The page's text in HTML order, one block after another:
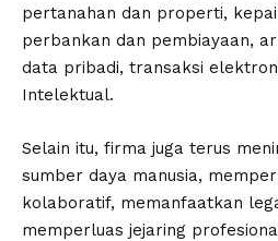
pertanahan dan properti,
perbankan dan pembiayaan,
data pribadi, transaksi
Intelektual.
Selain itu, firma juga terus
sumber daya manusia,
kolaboratif, memanfaatkan
memperluas jejaring